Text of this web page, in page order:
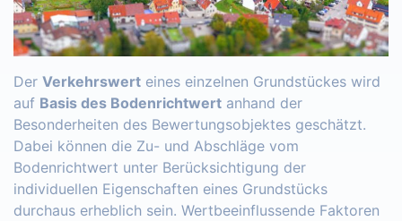
Der Verkehrswert eines einzelnen Grundstückes wird
auf Basis des Bodenrichtwert anhand der
Besonderheiten des Bewertungsobjektes geschätzt.
Dabei können die Zu- und Abschläge vom
Bodenrichtwert unter Berücksichtigung der
individuellen Eigenschaften eines Grundstücks
durchaus erheblich sein. Wertbeeinflussende Faktoren